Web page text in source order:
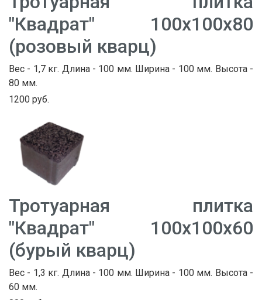
"Квадрат" 100х100х80
(розовый кварц)
Вес - 1,7 кг. Длина - 100 мм. Ширина - 100 мм. Высота -
80 мм.
1200 руб.
Тротуарная плитка
"Квадрат" 100х100х60
(бурый кварц)
Вес - 1,3 кг. Длина - 100 мм. Ширина - 100 мм. Высота -
60 мм.